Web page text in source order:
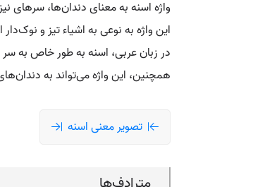
واژه اسنه به معنای دندان‌ها، سرهای
این واژه به نوعی به اشیاء تیز و
در زبان عربی، اسنه به طور خاص به سر
همچنین، این واژه می‌تواند به
تصویر معنی اسنه